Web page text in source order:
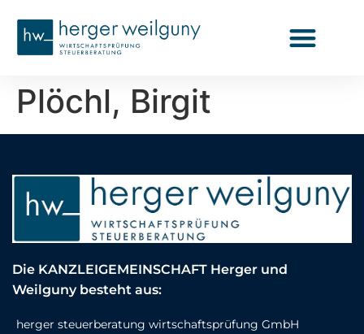
Plöchl, Birgit
Die KANZLEIGEMEINSCHAFT Herger und
Weilguny besteht aus:
herger steuerberatung wirtschaftsprüfung GmbH